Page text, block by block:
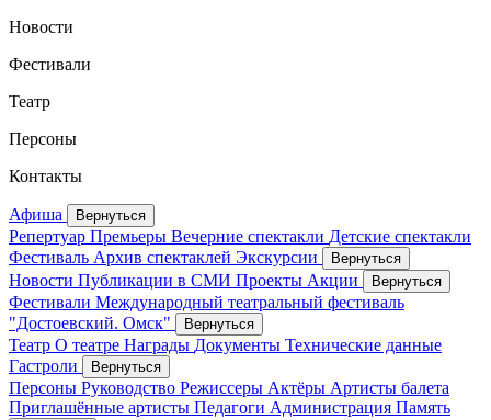
Новости
Фестивали
Театр
Персоны
Контакты
Афиша Вернуться
Репертуар Премьеры Вечерние спектакли Детские спектакли
Фестиваль Архив спектаклей Экскурсии Вернуться
Новости Публикации в СМИ Проекты Акции Вернуться
Фестивали Международный театральный фестиваль
"Достоевский. Омск"
Вернуться
Театр О театре Награды Документы Технические данные
Гастроли
Вернуться
Персоны Руководство Режиссеры Актёры Артисты балета
Приглашённые артисты Педагоги Администрация Память